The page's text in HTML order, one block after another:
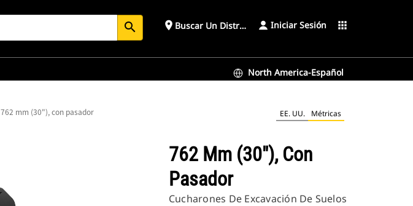
search place Buscar Un Distribuidor Iniciar Sesión apps
North America-Español
762 mm (30"), con pasador EE. UU. Métricas
762 Mm (30"), Con
Pasador
Cucharones De Excavación De Suelos